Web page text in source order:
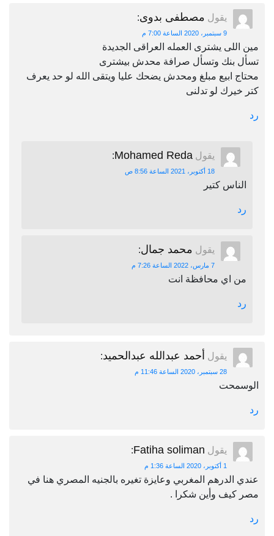
يقول مصطفى بدوى:
9 سبتمبر، 2020 الساعة 7:00 م
مين اللى يشترى العمله العراقى الجديدة
تسأل بنك وتسأل صرافة محدش بيشترى
محتاج ابيع مبلغ ومحدش يضحك عليا ويتقى الله لو حد يعرف
كتر خيرك لو تدلنى
رد
يقول Mohamed Reda
:
18 أكتوبر، 2021 الساعة 8:56 ص
الناس كتير
رد
يقول محمد جمال:
7 مارس، 2022 الساعة 7:26 م
من اي محافظة انت
رد
يقول أحمد عبدالله عبدالحميد:
28 سبتمبر، 2020 الساعة 11:46 م
الوسمحت
رد
يقول Fatiha soliman
:
1 أكتوبر، 2020 الساعة 1:36 م
عندي الدرهم المغربي وعايزة تغيره بالجنيه المصري هنا في
مصر كيف وأين شكرا .
رد